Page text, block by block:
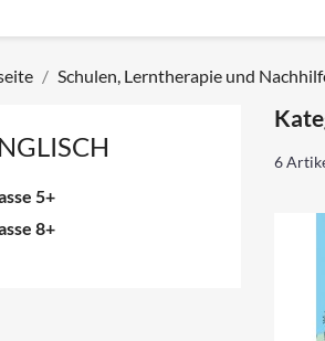
Schulen, Lerntherapie und
5+
8+
6